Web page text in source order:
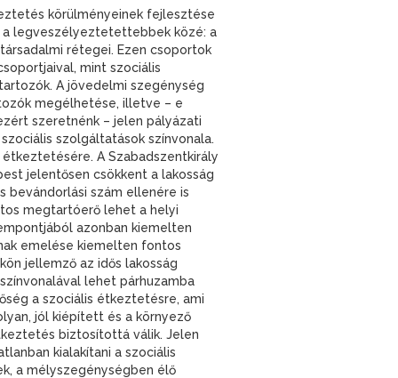
körülményeinek fejlesztése
a legveszélyeztetettebbek közé: a
rétegei. Ezen csoportok
mint szociális
A jövedelmi szegénység
megélhetése, illetve – e
szeretnénk – jelen pályázati
szolgáltatások színvonala.
A Szabadszentkirály
jelentősen csökkent a lakosság
bevándorlási szám ellenére is
megtartóerő lehet a helyi
azonban kiemelten
emelése kiemelten fontos
jellemző az idős lakosság
lehet párhuzamba
a szociális étkeztetésre, ami
jól kiépített és a környező
biztosítottá válik. Jelen
kialakítani a szociális
a mélyszegénységben élő